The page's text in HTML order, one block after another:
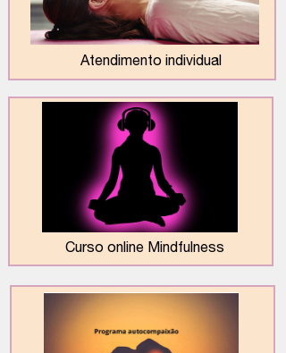
Atendimento individual
Curso online Mindfulness